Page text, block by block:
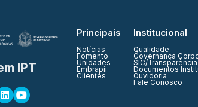
IPT
Principais
Notícias
Fomento
Unidades
Embrapii
Clientes
Institucional
Qualidade
Governança
SIC/Transparência
Documentos
Ouvidoria
Fale Conosco